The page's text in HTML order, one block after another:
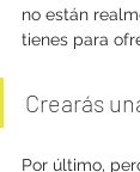
no están
tienes para
Crearás
Por último,